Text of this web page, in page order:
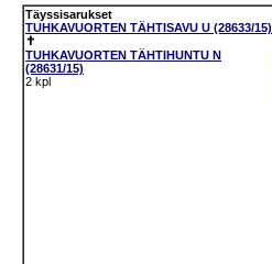
Täyssisarukset
TUHKAVUORTEN TÄHTISAVU U (28633/15)
✝
TUHKAVUORTEN TÄHTIHUNTU N
(28631/15)
2 kpl